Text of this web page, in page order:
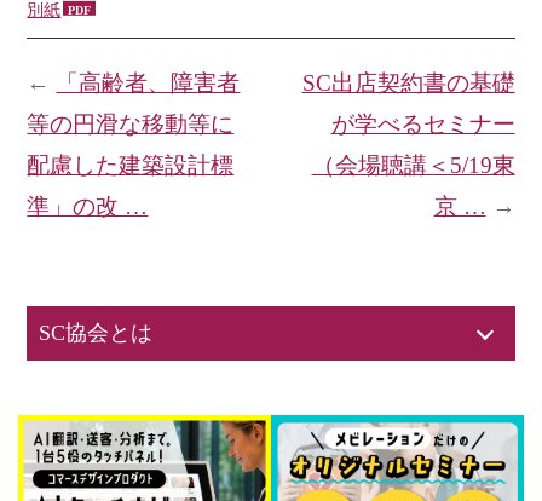
別紙
SC出店契約書の基礎
が学べるセミナー
（会場聴講＜5/19東
京 … →
←
「高齢者、障害者
等の円滑な移動等に
配慮した建築設計標
準」の改 …
SC協会とは